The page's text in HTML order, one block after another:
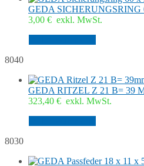
GEDA SICHERUNGSRING
3,00 € exkl. MwSt.
8040
GEDA RITZEL Z 21 B= 39
323,40 € exkl. MwSt.
8030